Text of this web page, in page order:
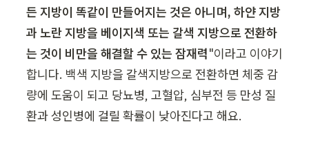
든 지방이 똑같이 만들어지는 것은 아니며, 하얀 지방
과 노란 지방을 베이지색 또는 갈색 지방으로 전환하
는 것이 비만을 해결할 수 있는 잠재력"이라고 이야기
합니다. 백색 지방을 갈색지방으로 전환하면 체중 감
량에 도움이 되고 당뇨병, 고혈압, 심부전 등 만성 질
환과 성인병에 걸릴 확률이 낮아진다고 해요.